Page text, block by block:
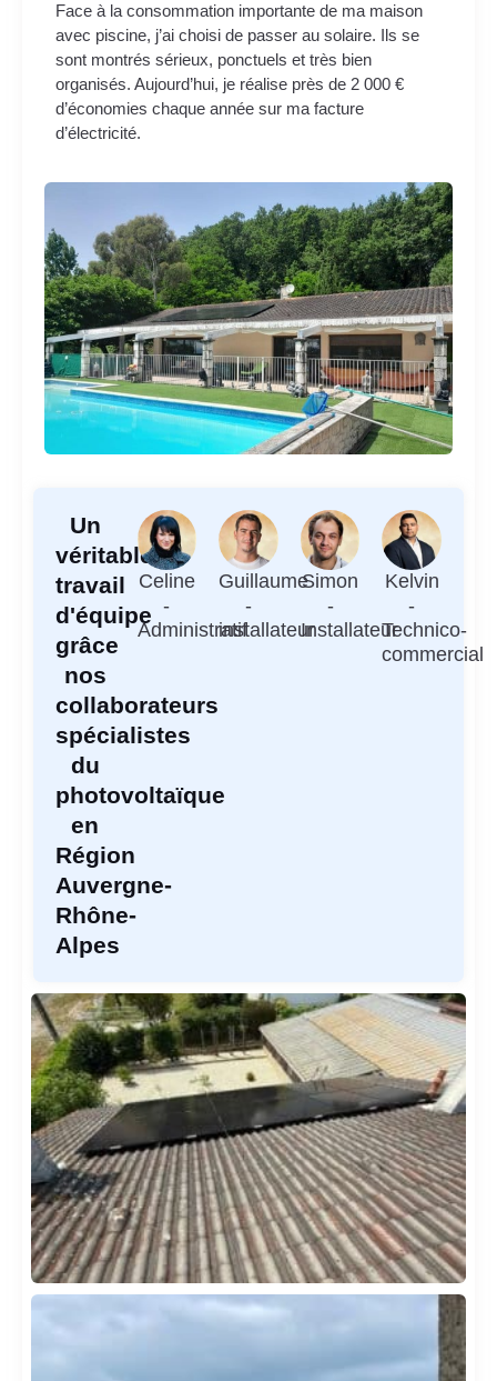
Face à la consommation importante de ma maison
avec piscine, j’ai choisi de passer au solaire. Ils se
sont montrés sérieux, ponctuels et très bien
organisés. Aujourd’hui, je réalise près de 2 000 €
d’économies chaque année sur ma facture
d’électricité.
Un
véritable
travail
d'équipe
grâce
nos
collaborateurs
spécialistes
du
photovoltaïque
en
Région
Auvergne-
Rhône-
Alpes
Celine
-
Administratif
Guillaume
-
installateur
Simon
-
Installateur
Kelvin
-
Technico-
commercial